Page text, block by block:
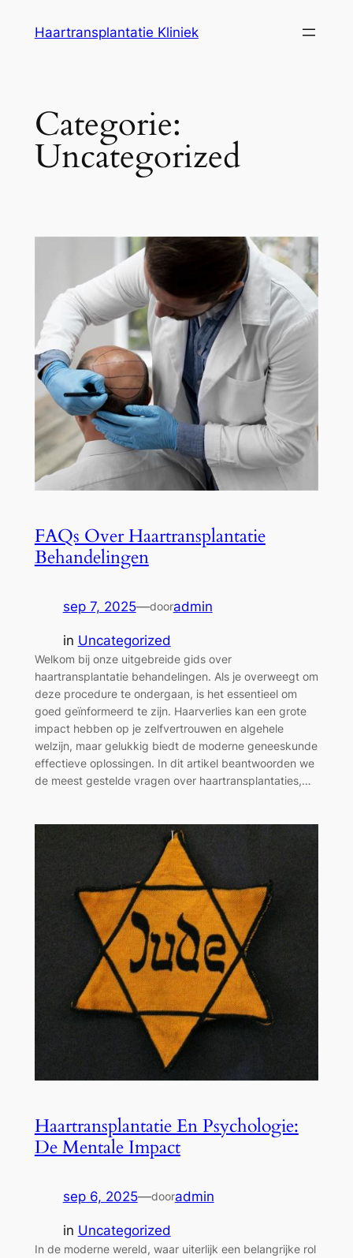
Haartransplantatie Kliniek
Categorie:
Uncategorized
FAQs Over Haartransplantatie
Behandelingen
sep 7, 2025—dooradmin
in Uncategorized
Welkom bij onze uitgebreide gids over
haartransplantatie behandelingen. Als je overweegt om
deze procedure te ondergaan, is het essentieel om
goed geïnformeerd te zijn. Haarverlies kan een grote
impact hebben op je zelfvertrouwen en algehele
welzijn, maar gelukkig biedt de moderne geneeskunde
effectieve oplossingen. In dit artikel beantwoorden we
de meest gestelde vragen over haartransplantaties,…
Haartransplantatie En Psychologie:
De Mentale Impact
sep 6, 2025—dooradmin
in Uncategorized
In de moderne wereld, waar uiterlijk een belangrijke rol